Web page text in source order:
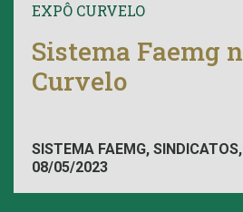
EXPÔ CURVELO
Sistema Faemg
Curvelo
SISTEMA FAEMG,
FAEMG
08/05/2023